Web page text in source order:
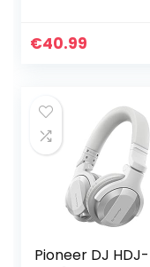
zusammenklapp-
€40.99
Pioneer DJ HDJ-